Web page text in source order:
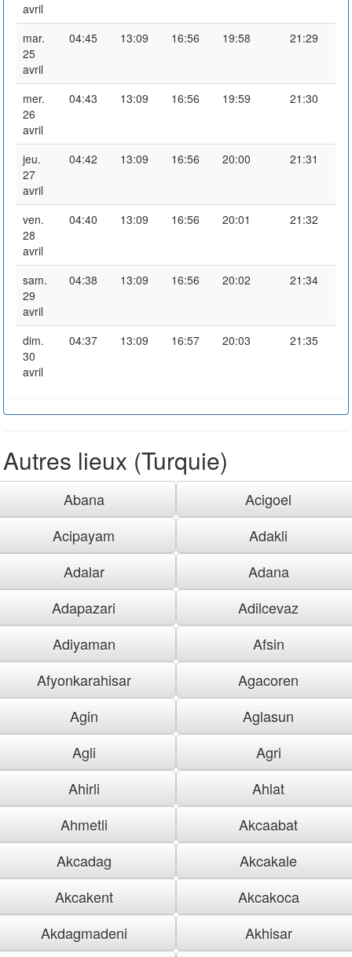
avril
mar.
25
avril
04:45 13:09 16:56 19:58 21:29
mer.
26
avril
04:43 13:09 16:56 19:59 21:30
jeu.
27
avril
04:42 13:09 16:56 20:00 21:31
ven.
28
avril
04:40 13:09 16:56 20:01 21:32
sam.
29
avril
04:38 13:09 16:56 20:02 21:34
dim.
30
avril
04:37 13:09 16:57 20:03 21:35
Autres lieux (Turquie)
Abana
Acigoel
Acipayam
Adakli
Adalar
Adana
Adapazari
Adilcevaz
Adiyaman
Afsin
Afyonkarahisar
Agacoren
Agin
Aglasun
Agli
Agri
Ahirli
Ahlat
Ahmetli
Akcaabat
Akcadag
Akcakale
Akcakent
Akcakoca
Akdagmadeni
Akhisar